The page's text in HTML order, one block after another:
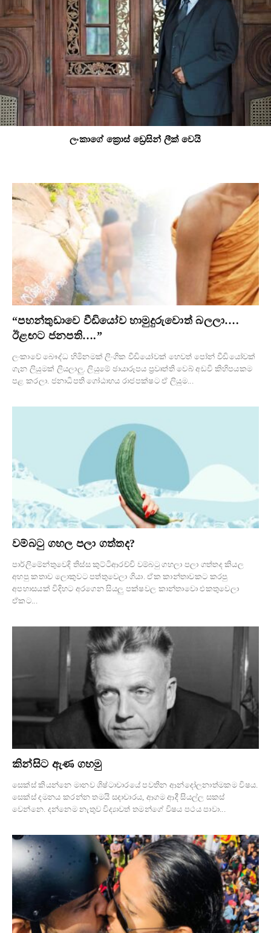
ලංකාගේ ක්‍රොස් ඩ්‍රෙසින් ලීක් වෙයි
“පහන්තුඩාවෙ වීඩියෝව හාමුදුරුවොත් බලලා….
ඊළඟට ජනපති….”
ලංකාවේ බෞද්ධ හිමිනමක් ලිංගික වීඩියෝවක් හෙවත් පෝන් වීඩියෝවක්
ගැන ලියුමක් ලියලාලු. ලියුමේ ඡායාරූපය ප්‍රවෘත්ති වෙබ් අඩවි කිහිපයකම
පළ කරලා. ජනාධිපති ගෝඨාභය රාජපක්ෂට ඒ ලියුම...
වම්බටු ගහල පලා ගත්තද?
පාර්ලිමේන්තුවෙදි තිස්ස කුට්ටිආරච්චි වම්බටු ගහලා පලා ගත්තද කියල
අහපු කතාව ලොකුවට පත්තුවෙලා ගියා. ඒක කාන්තාවකට කරපු
අපහාසයක් විදිහට අරගෙන සියලු පක්ෂවල කාන්තාවො එකතුවෙලා
ඒකට...
කින්සිට ඇණ ගහමු
සෙක්ස් කියන්නෙ මානව ශිෂ්ටාචාරයේ පවතින ආන්දෝලනාත්මකම විෂය.
සෙක්ස් දමනය කරන්න තමයි සදාචාරය, ආගම ආදී සියල්ල සකස්
වෙන්නෙ. දන්නෙම නැතුව විද්‍යාවත් තමන්ගේ විෂය පථය පාවා...